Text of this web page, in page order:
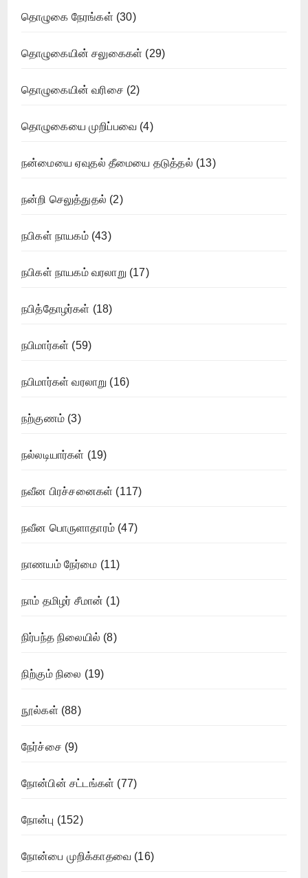
தொழுகை நேரங்கள் (30)
தொழுகையின் சலுகைகள் (29)
தொழுகையின் வரிசை (2)
தொழுகையை முறிப்பவை (4)
நன்மையை ஏவுதல் தீமையை தடுத்தல் (13)
நன்றி செலுத்துதல் (2)
நபிகள் நாயகம்(43)
நபிகள் நாயகம் வரலாறு (17)
நபித்தோழர்கள் (18)
நபிமார்கள் (59)
நபிமார்கள் வரலாறு (16)
நற்குணம் (3)
நல்லடியார்கள் (19)
நவீன பிரச்சனைகள் (117)
நவீன பொருளாதாரம் (47)
நாணயம் நேர்மை (11)
நாம் தமிழர் சீமான் (1)
நிர்பந்த நிலையில் (8)
நிற்கும் நிலை (19)
நூல்கள் (88)
நேர்ச்சை (9)
நோன்பின் சட்டங்கள் (77)
நோன்பு (152)
நோன்பை முறிக்காதவை (16)